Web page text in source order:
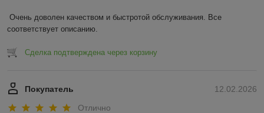
Очень доволен качеством и быстротой обслуживания. Все
соответствует описанию.
Сделка подтверждена через корзину
12.02.2026
Покупатель
Отлично